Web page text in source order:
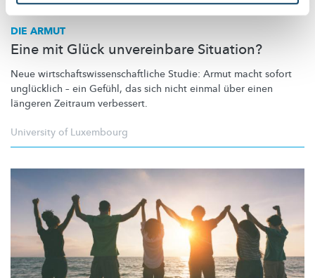
DIE ARMUT
Eine mit Glück unvereinbare Situation?
Neue wirtschaftswissenschaftliche Studie: Armut macht sofort
unglücklich – ein Gefühl, das sich nicht einmal über einen
längeren Zeitraum verbessert.
University of Luxembourg